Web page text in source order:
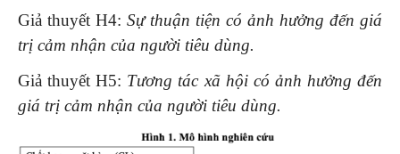
Giả thuyết H4: Sự thuận tiện có ảnh hưởng đến giá
trị cảm nhận của người tiêu dùng.
Giả thuyết H5: Tương tác xã hội có ảnh hưởng đến
giá trị cảm nhận của người tiêu dùng.